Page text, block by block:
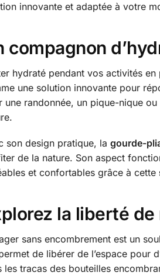
innovante et adaptée à votre
compagnon
hydraté pendant vos activités
une solution innovante pour
une randonnée, un pique-nique
son design pratique, la gourde-
de la nature. Son aspect
et confortables grâce à cette
la liberté
sans encombrement est un
de libérer de l’espace pour
les tracas des bouteilles